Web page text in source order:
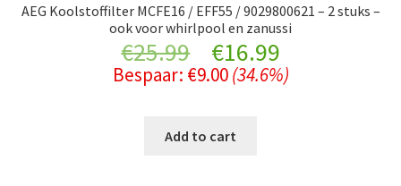
AEG Koolstoffilter MCFE16 / EFF55 / 9029800621 – 2 stuks –
ook voor whirlpool en zanussi
€25.99
Original
price
was:
€16.99Current
price
Bespaar: €9.00 (34.6%)
Add to cart